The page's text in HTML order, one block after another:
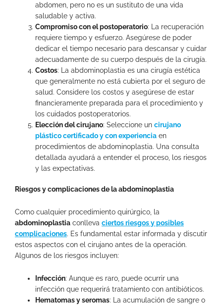
abdomen, pero no es un sustituto de una vida
saludable y activa.
Compromiso con el postoperatorio: La recuperación
requiere tiempo y esfuerzo. Asegúrese de poder
dedicar el tiempo necesario para descansar y cuidar
adecuadamente de su cuerpo después de la cirugía.
Costos: La abdominoplastia es una cirugía estética
que generalmente no está cubierta por el seguro de
salud. Considere los costos y asegúrese de estar
financieramente preparada para el procedimiento y
los cuidados postoperatorios.
Elección del cirujano: Seleccione uncirujano
plástico certificado y con experiencia en
procedimientos de abdominoplastia. Una consulta
detallada ayudará a entender el proceso, los riesgos
y las expectativas.
Riesgos y complicaciones de la abdominoplastia
Como cualquier procedimiento quirúrgico, la
abdominoplastia conlleva ciertos riesgos y posibles
complicaciones. Es fundamental estar informada y discutir
estos aspectos con el cirujano antes de la operación.
Algunos de los riesgos incluyen:
Infección: Aunque es raro, puede ocurrir una
infección que requerirá tratamiento con antibióticos.
Hematomas y seromas: La acumulación de sangre o